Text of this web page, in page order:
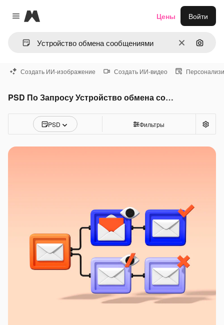
Close menu
Magnific
ОчиститьПоиск
Цены Войти
Создать ИИ-изображение Создать ИИ-видео
PSD По Запросу Устройство обмена сообщениями
PSD Фильтры